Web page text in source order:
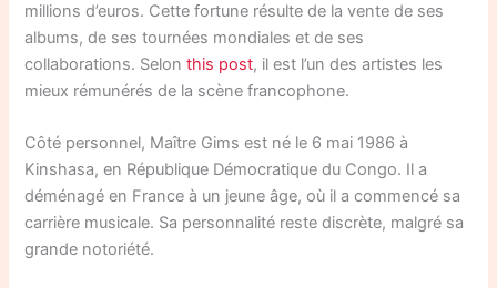
millions d’euros. Cette fortune résulte de la vente de ses
albums, de ses tournées mondiales et de ses
collaborations. Selonthis post, il est l’un des artistes les
mieux rémunérés de la scène francophone.
Côté personnel, Maître Gims est né le 6 mai 1986 à
Kinshasa, en République Démocratique du Congo. Il a
déménagé en France à un jeune âge, où il a commencé sa
carrière musicale. Sa personnalité reste discrète, malgré sa
grande notoriété.